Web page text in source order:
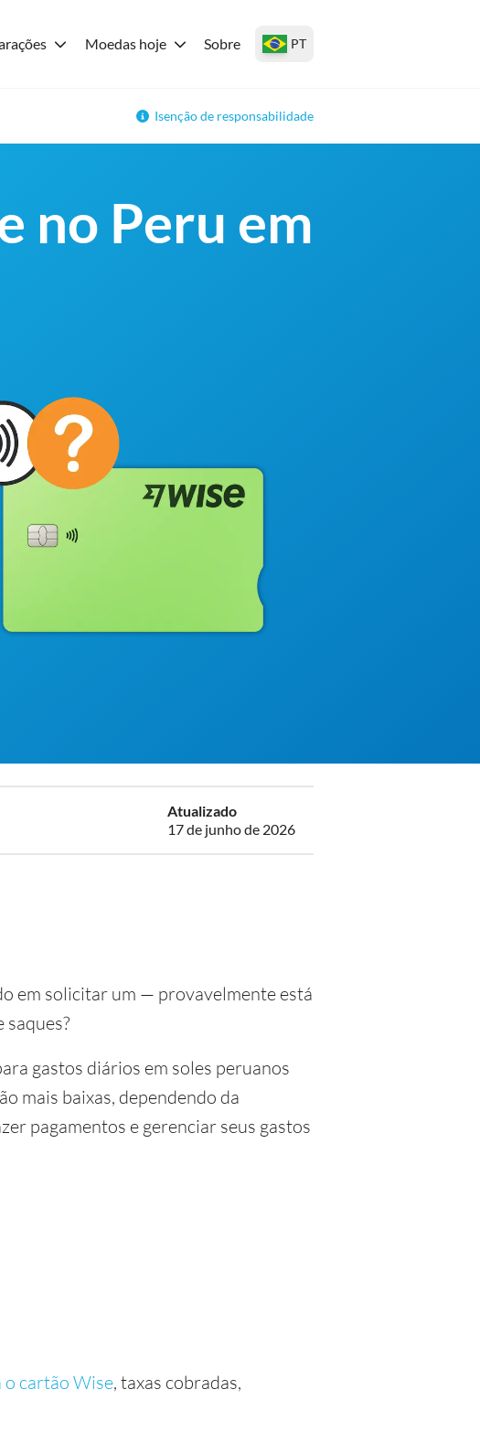
Moedas hoje Sobre PT
Isenção de responsabilidade
no Peru em
Atualizado
17 de junho de 2026
em solicitar um — provavelmente está
gastos diários em soles peruanos
mais baixas, dependendo da
pagamentos e gerenciar seus gastos
o cartão Wise, taxas cobradas,